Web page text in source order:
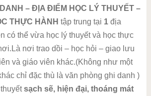
– ĐỊA ĐIỂM HỌC LÝ THUYẾT –
THỰC HÀNH tập trung tại 1địa
có thể vừa học lý thuyết và học thực
nơi trao dồi – học hỏi – giao lưu
và giáo viên khác.(Không như một
chỉ đặc thù là văn phòng ghi danh )
sạch sẽ, hiện đại, thoáng mát